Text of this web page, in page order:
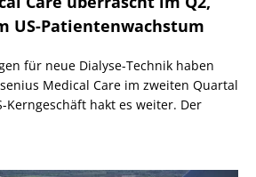
US-Patientenwachstum
für neue Dialyse-Technik haben
Medical Care im zweiten Quartal
Kerngeschäft hakt es weiter. Der